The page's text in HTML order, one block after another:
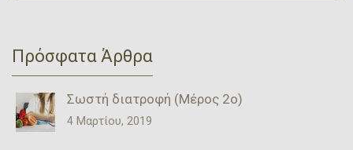
Πρόσφατα Άρθρα
Σωστή διατροφή (Μέρος 2ο)
4 Μαρτίου, 2019